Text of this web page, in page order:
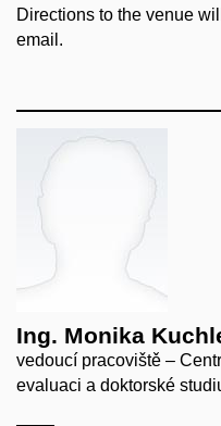
Directions to the venue
email.
Ing. Monika
vedoucí pracoviště –
evaluaci a doktorské